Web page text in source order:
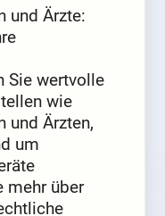
und Ärzte:
Sie wertvolle
wie
und Ärzten,
um
mehr über